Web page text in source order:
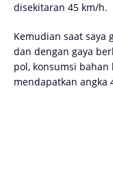
disekitaran 45 km/h.
Kemudian saat saya
dan dengan gaya
pol, konsumsi
mendapatkan angka